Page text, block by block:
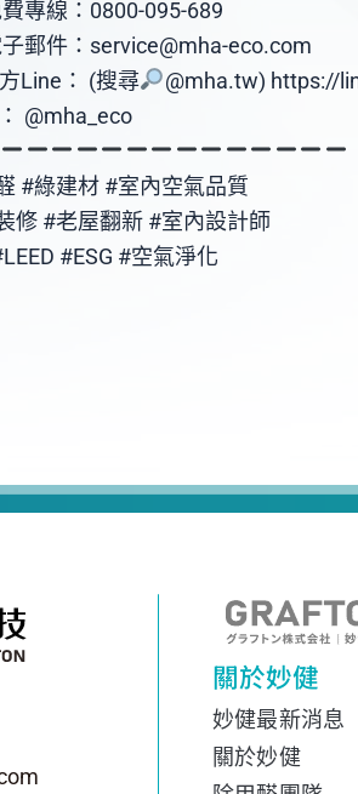
專線：0800-095-689
郵件：service@mha-eco.com
Line： (搜尋
@mha.tw) https://
@mha_eco
#綠建材 #室內空氣品質
修 #老屋翻新 #室內設計師
#ESG #空氣淨化
關於妙健
妙健最新消息
關於妙健